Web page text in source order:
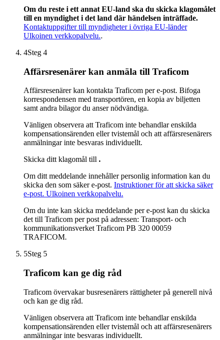
Om du reste i ett annat EU-land ska du skicka klagomålet
till en myndighet i det land där händelsen inträffade.
Kontaktuppgifter till myndigheter i övriga EU-länder
Ulkoinen verkkopalvelu..
4Steg 4
Affärsresenärer kan anmäla till Traficom
Affärsresenärer kan kontakta Traficom per e-post. Bifoga
korrespondensen med transportören, en kopia av biljetten
samt andra bilagor du anser nödvändiga.
Vänligen observera att Traficom inte behandlar enskilda
kompensationsärenden eller tvistemål och att affärsresenärers
anmälningar inte besvaras individuellt.
Skicka ditt klagomål till .
Om ditt meddelande innehåller personlig information kan du
skicka den som säker e-post. Instruktioner för att skicka säker
e-post. Ulkoinen verkkopalvelu.
Om du inte kan skicka meddelande per e-post kan du skicka
det till Traficom per post på adressen: Transport- och
kommunikationsverket Traficom PB 320 00059
TRAFICOM.
5Steg 5
Traficom kan ge dig råd
Traficom övervakar busresenärers rättigheter på generell nivå
och kan ge dig råd.
Vänligen observera att Traficom inte behandlar enskilda
kompensationsärenden eller tvistemål och att affärsresenärers
anmälningar inte besvaras individuellt.